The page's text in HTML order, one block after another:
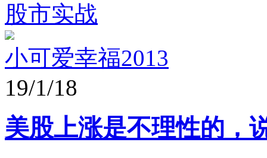
股市实战
小可爱幸福2013
19/1/18
美股上涨是不理性的，